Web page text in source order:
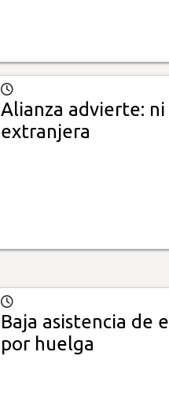
Alianza advierte:
extranjera
Baja asistencia de
por huelga